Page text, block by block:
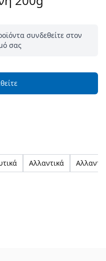
συνδεθείτε στον
σας
Αλλαντικά